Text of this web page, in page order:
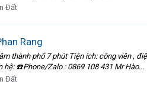
Đất
Rang
thành phố 7 phút Tiện ích: công viên ,
hệ: ☎️Phone/Zalo : 0869 108 431 Mr Hào...
Đất